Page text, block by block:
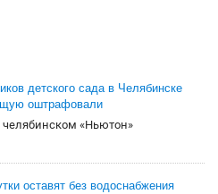
детского сада в Челябинске
оштрафовали
«Ньютон»
оставят без водоснабжения